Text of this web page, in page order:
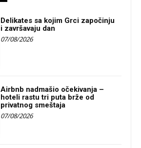
Delikates sa kojim Grci započinju
i završavaju dan
07/08/2026
Airbnb nadmašio očekivanja –
hoteli rastu tri puta brže od
privatnog smeštaja
07/08/2026